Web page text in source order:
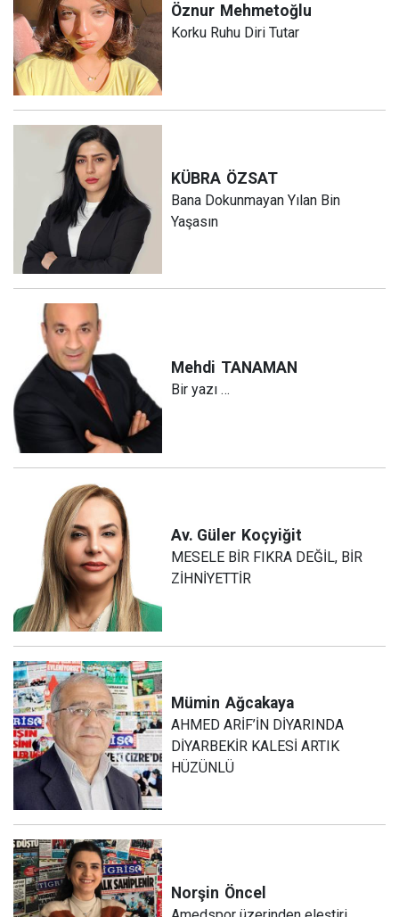
Öznur Mehmetoğlu
Korku Ruhu Diri Tutar
KÜBRA ÖZSAT
Bana Dokunmayan Yılan Bin
Yaşasın
Mehdi TANAMAN
Bir yazı …
Av. Güler Koçyiğit
MESELE BİR FIKRA DEĞİL, BİR
ZİHNİYETTİR
Mümin Ağcakaya
AHMED ARİF’İN DİYARINDA
DİYARBEKİR KALESİ ARTIK
HÜZÜNLÜ
Norşin Öncel